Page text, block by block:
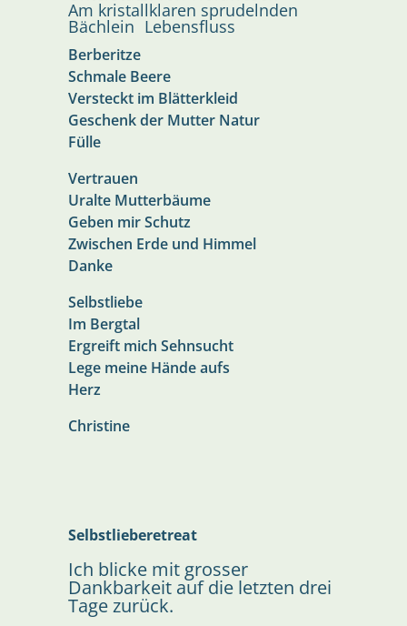
Am kristallklaren sprudelnden
Bächlein Lebensfluss
Berberitze
Schmale Beere
Versteckt im Blätterkleid
Geschenk der Mutter Natur
Fülle
Vertrauen
Uralte Mutterbäume
Geben mir Schutz
Zwischen Erde und Himmel
Danke
Selbstliebe
Im Bergtal
Ergreift mich Sehnsucht
Lege meine Hände aufs
Herz
Christine
Selbstlieberetreat
Ich blicke mit grosser
Dankbarkeit auf die letzten drei
Tage zurück.